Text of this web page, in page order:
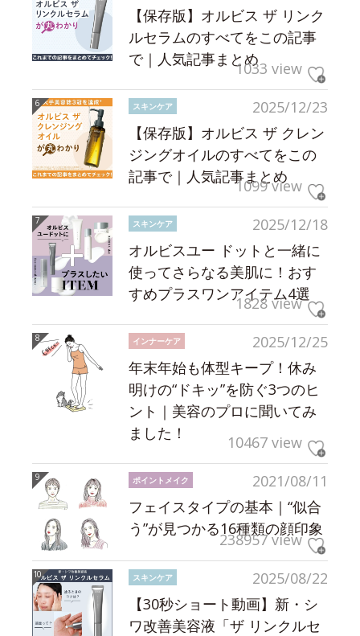
【保存版】オルビス ザ リンク
ルセラムのすべてをこの記事
で｜人気記事まとめ1033 view
2025/12/23
スキンケア
【保存版】オルビス ザ クレン
ジングオイルのすべてをこの
記事で｜人気記事まとめ
1099 view
2025/12/18
スキンケア
オルビスユー ドットと一緒に
使ってさらなる美肌に！おす
すめプラスワンアイテム4選
1828 view
2025/12/25
インナーケア
年末年始も体型キープ！休み
明けの“ドキッ”を防ぐ3つのヒ
ント｜美容のプロに聞いてみ
ました！
10467 view
2021/08/11
ポイントメイク
フェイスタイプの基本｜“似合
う”が見つかる16種類の顔印象
238957 view
2025/08/22
スキンケア
【30秒ショート動画】新・シ
ワ改善美容液「ザ リンクルセ